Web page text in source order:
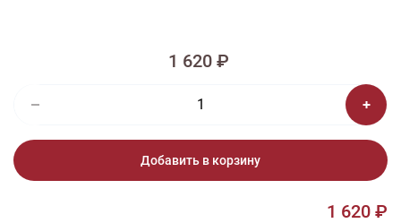
1 620 ₽
Добавить в корзину
1 620 ₽